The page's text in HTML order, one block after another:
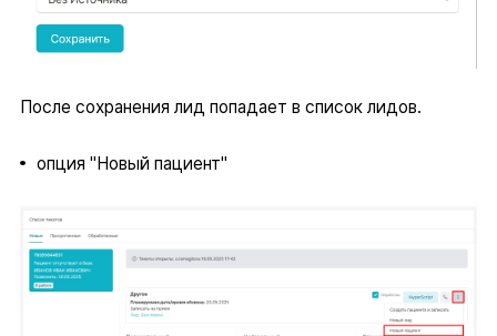
После сохранения лид попадает в список лидов.
опция "Новый пациент"